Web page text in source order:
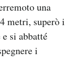
una
metri, superò i
si abbatté
i